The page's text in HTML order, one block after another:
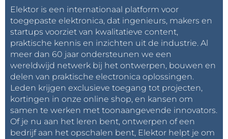
Elektor is een internationaal platform voor
toegepaste elektronica, dat ingenieurs, makers en
startups voorziet van kwalitatieve content,
praktische kennis en inzichten uit de industrie. Al
meer dan 60 jaar ondersteunen we een
wereldwijd netwerk bij het ontwerpen, bouwen en
delen van praktische electronica oplossingen.
Leden krijgen exclusieve toegang tot projecten,
kortingen in onze online shop, en kansen om
samen te werken met toonaangevende innovators.
Of je nu aan het leren bent, ontwerpen of een
bedrijf aan het opschalen bent, Elektor helpt je om